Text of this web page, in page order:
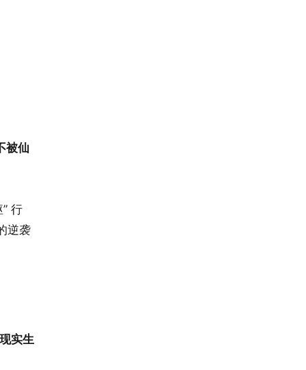
被仙
行
逆袭
实生